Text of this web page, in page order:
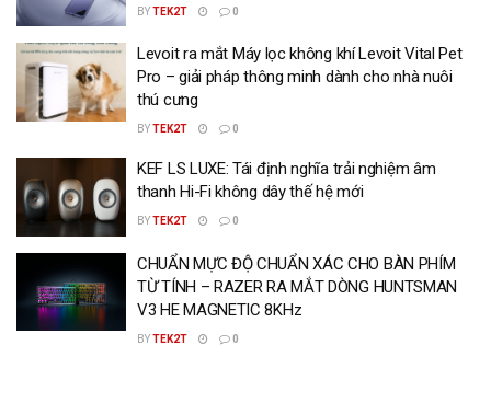
BYTEK2T 0
Levoit ra mắt Máy lọc không khí Levoit Vital Pet
Pro – giải pháp thông minh dành cho nhà nuôi
thú cưng
BYTEK2T 0
KEF LS LUXE: Tái định nghĩa trải nghiệm âm
thanh Hi-Fi không dây thế hệ mới
BYTEK2T 0
CHUẨN MỰC ĐỘ CHUẨN XÁC CHO BÀN PHÍM
TỪ TÍNH – RAZER RA MẮT DÒNG HUNTSMAN
V3 HE MAGNETIC 8KHz
BYTEK2T 0